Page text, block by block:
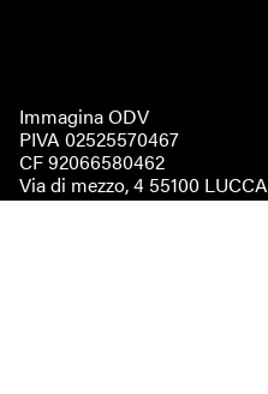
Immagina ODV
PIVA 02525570467
CF 92066580462
Via di mezzo, 4 55100 LUCCA
immaginaodv@pec.it